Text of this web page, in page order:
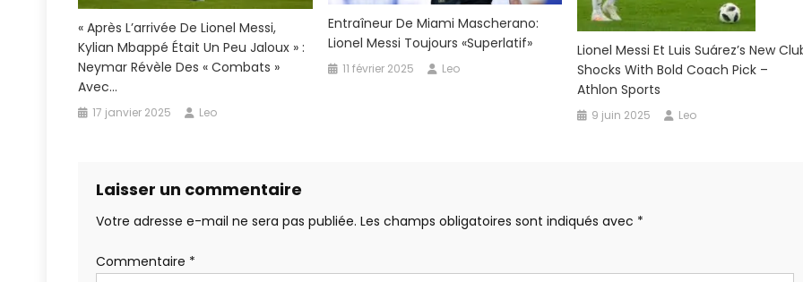
« Après L’arrivée De Lionel Messi,
Kylian Mbappé Était Un Peu Jaloux » :
Neymar Révèle Des « Combats »
Avec…
17 janvier 2025 Leo
Entraîneur De Miami Mascherano:
Lionel Messi Toujours «superlatif»
11 février 2025 Leo
Lionel Messi Et Luis Suárez’s New
Shocks With Bold Coach Pick –
Athlon Sports
9 juin 2025 Leo
Laisser un commentaire
Votre adresse e-mail ne sera pas publiée. Les champs obligatoires sont indiqués avec *
Commentaire *